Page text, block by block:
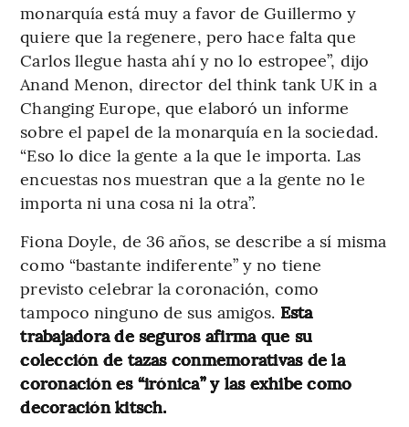
monarquía está muy a favor de Guillermo y
quiere que la regenere, pero hace falta que
Carlos llegue hasta ahí y no lo estropee”, dijo
Anand Menon, director del think tank UK in a
Changing Europe, que elaboró un informe
sobre el papel de la monarquía en la sociedad.
“Eso lo dice la gente a la que le importa. Las
encuestas nos muestran que a la gente no le
importa ni una cosa ni la otra”.
Fiona Doyle, de 36 años, se describe a sí misma
como “bastante indiferente” y no tiene
previsto celebrar la coronación, como
tampoco ninguno de sus amigos. Esta
trabajadora de seguros afirma que su
colección de tazas conmemorativas de la
coronación es “irónica” y las exhibe como
decoración kitsch.